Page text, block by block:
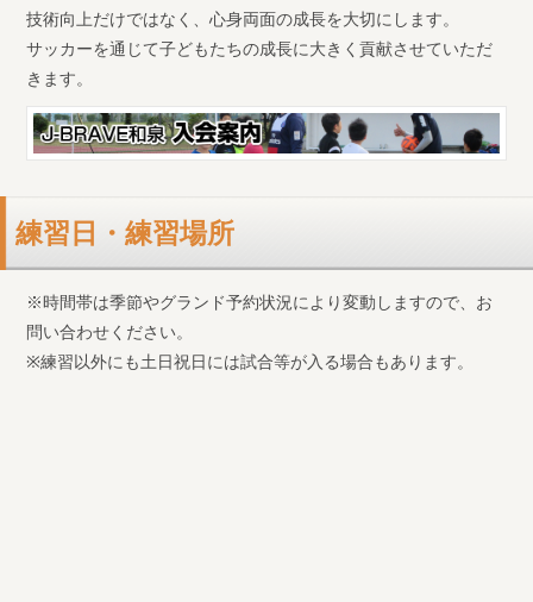
技術向上だけではなく、心身両面の成長を大切にします。
サッカーを通じて子どもたちの成長に大きく貢献させていただ
きます。
練習日・練習場所
※時間帯は季節やグランド予約状況により変動しますので、お
問い合わせください。
※練習以外にも土日祝日には試合等が入る場合もあります。